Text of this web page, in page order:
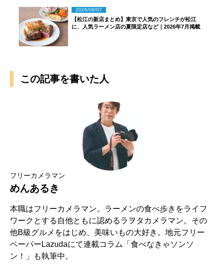
2026/08/07
【松江の新店まとめ】東京で人気のフレンチが松江
に、人気ラーメン店の夏限定店など｜2026年7月掲載
この記事を書いた人
フリーカメラマン
めんあるき
本職はフリーカメラマン。ラーメンの食べ歩きをライフ
ワークとする自他ともに認めるラヲタカメラマン。その
他B級グルメをはじめ、美味いもの大好き。地元フリー
ペーパーLazudaにて連載コラム「食べなきゃソンソ
ン！」も執筆中。